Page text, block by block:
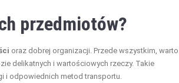
przedmiotów?
oraz dobrej organizacji. Przede wszystkim, warto
delikatnych i wartościowych rzeczy. Takie
i odpowiednich metod transportu.